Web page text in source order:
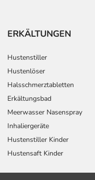
ERKÄLTUNGEN
Hustenstiller
Hustenlöser
Halsschmerztabletten
Erkältungsbad
Meerwasser Nasenspray
Inhaliergeräte
Hustenstiller Kinder
Hustensaft Kinder